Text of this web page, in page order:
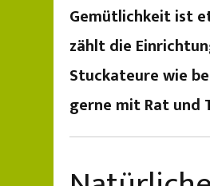
Gemütlichkeit ist
zählt die
Stuckateure wie
gerne mit Rat und